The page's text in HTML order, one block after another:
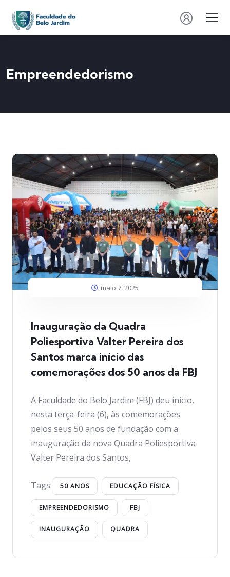
Empreendedorismo
maio 7, 2025
Inauguração da Quadra
Poliesportiva Valter Pereira dos
Santos marca início das
comemorações dos 50 anos da FBJ
A Faculdade do Belo Jardim (FBJ) deu início,
nesta terça-feira (6), às comemorações
pelos seus 50 anos de fundação com a
inauguração da nova Quadra Poliesportiva
Valter Pereira dos Santos,
Tags: 50 ANOS EDUCAÇÃO FÍSICA
EMPREENDEDORISMO FBJ
INAUGURAÇÃO QUADRA